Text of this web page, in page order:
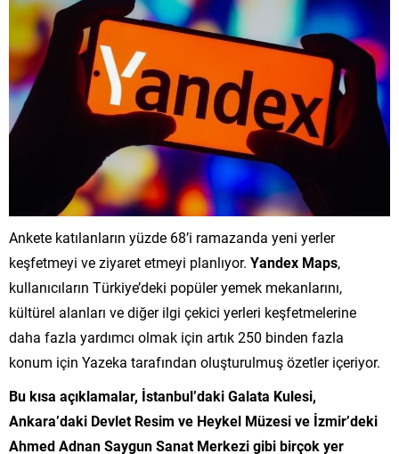
Ankete katılanların yüzde 68’i ramazanda yeni yerler
keşfetmeyi ve ziyaret etmeyi planlıyor. Yandex Maps,
kullanıcıların Türkiye’deki popüler yemek mekanlarını,
kültürel alanları ve diğer ilgi çekici yerleri keşfetmelerine
daha fazla yardımcı olmak için artık 250 binden fazla
konum için Yazeka tarafından oluşturulmuş özetler içeriyor.
Bu kısa açıklamalar, İstanbul’daki Galata Kulesi,
Ankara’daki Devlet Resim ve Heykel Müzesi ve İzmir’deki
Ahmed Adnan Saygun Sanat Merkezi gibi birçok yer